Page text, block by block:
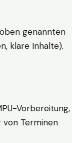
genannten
klare Inhalte).
Vorbereitung,
von Terminen